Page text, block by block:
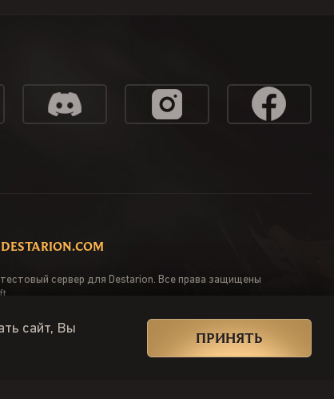
сервер для Destarion. Все права защищены
соглашениеПолитика конфиденциальностиПолитика возвратов
сайт, Вы
ПРИНЯТЬ